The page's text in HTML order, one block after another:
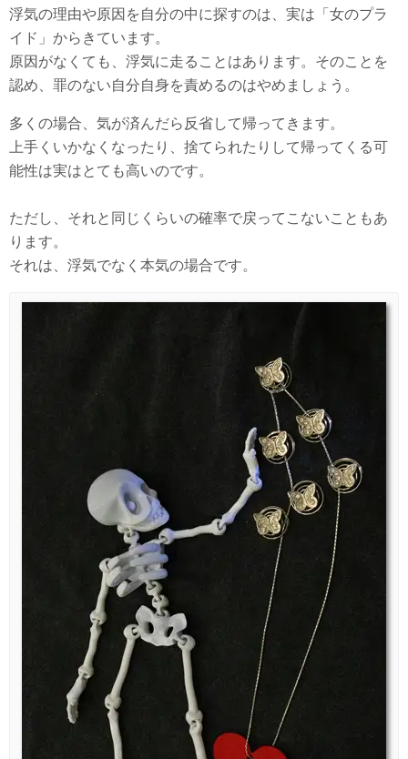
浮気の理由や原因を自分の中に探すのは、実は「女のプラ
イド」からきています。
原因がなくても、浮気に走ることはあります。そのことを
認め、罪のない自分自身を責めるのはやめましょう。
多くの場合、気が済んだら反省して帰ってきます。
上手くいかなくなったり、捨てられたりして帰ってくる可
能性は実はとても高いのです。
ただし、それと同じくらいの確率で戻ってこないこともあ
ります。
それは、浮気でなく本気の場合です。